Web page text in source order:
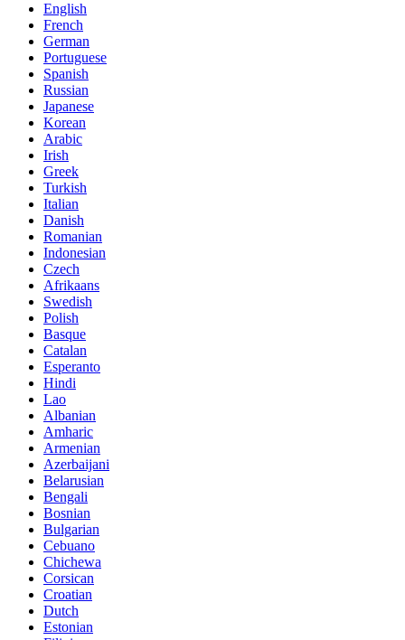
English
French
German
Portuguese
Spanish
Russian
Japanese
Korean
Arabic
Irish
Greek
Turkish
Italian
Danish
Romanian
Indonesian
Czech
Afrikaans
Swedish
Polish
Basque
Catalan
Esperanto
Hindi
Lao
Albanian
Amharic
Armenian
Azerbaijani
Belarusian
Bengali
Bosnian
Bulgarian
Cebuano
Chichewa
Corsican
Croatian
Dutch
Estonian